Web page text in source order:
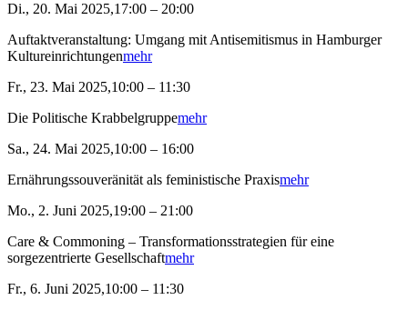
Di., 20. Mai 2025,17:00 – 20:00
Auftaktveranstaltung: Umgang mit Antisemitismus in Hamburger
Kultureinrichtungenmehr
Fr., 23. Mai 2025,10:00 – 11:30
Die Politische Krabbelgruppemehr
Sa., 24. Mai 2025,10:00 – 16:00
Ernährungssouveränität als feministische Praxismehr
Mo., 2. Juni 2025,19:00 – 21:00
Care & Commoning – Transformationsstrategien für eine
sorgezentrierte Gesellschaftmehr
Fr., 6. Juni 2025,10:00 – 11:30